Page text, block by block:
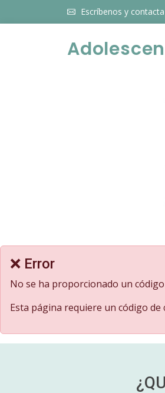
Escríbenos y contacta
❌ Error
No se ha proporcionado un
Esta página requiere un código